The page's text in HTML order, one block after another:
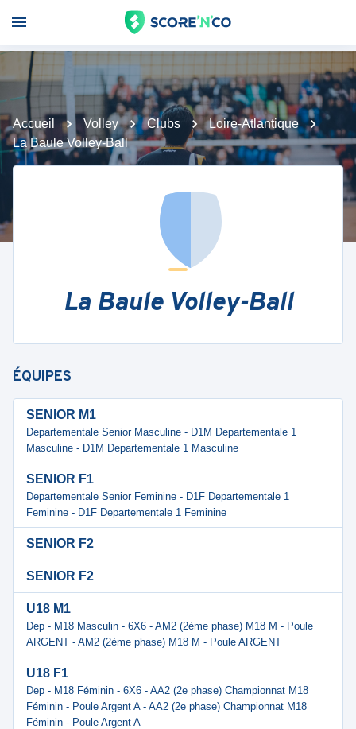
Accueil Volley Clubs
Loire-Atlantique
La Baule Volley-Ball
La Baule Volley-Ball
ÉQUIPES
SENIOR M1
Departementale Senior Masculine - D1M Departementale 1
Masculine - D1M Departementale 1 Masculine
SENIOR F1
Departementale Senior Feminine - D1F Departementale 1
Feminine - D1F Departementale 1 Feminine
SENIOR F2
SENIOR F2
U18 M1
Dep - M18 Masculin - 6X6 - AM2 (2ème phase) M18 M - Poule
ARGENT - AM2 (2ème phase) M18 M - Poule ARGENT
U18 F1
Dep - M18 Féminin - 6X6 - AA2 (2e phase) Championnat M18
Féminin - Poule Argent A - AA2 (2e phase) Championnat M18
Féminin - Poule Argent A